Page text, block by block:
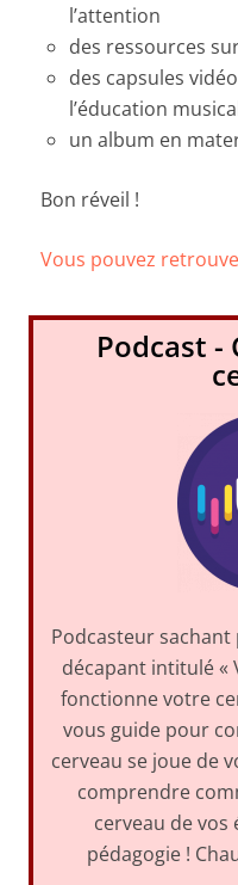
l’attention
des ressources
des capsules
l’éducation
un album en
Bon réveil !
Vous pouvez
Podcast -
Podcasteur
décapant intitulé «
fonctionne votre
vous guide pour
cerveau se joue de
comprendre
cerveau de
pédagogie !